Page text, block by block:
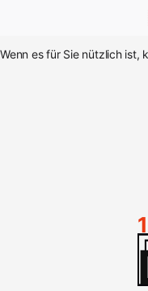
Wenn es für Sie nützlich ist,